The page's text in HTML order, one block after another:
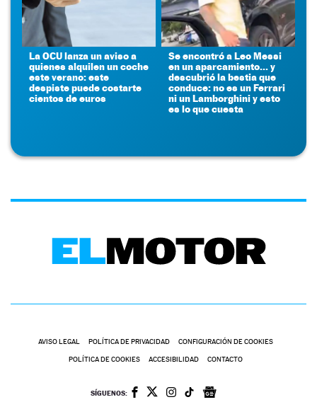
La OCU lanza un aviso a
quienes alquilen un coche
este verano: este
despiste puede costarte
cientos de euros
Se encontró a Leo Messi
en un aparcamiento... y
descubrió la bestia que
conduce: no es un Ferrari
ni un Lamborghini y esto
es lo que cuesta
AVISO LEGAL POLÍTICA DE PRIVACIDAD CONFIGURACIÓN DE COOKIES
POLÍTICA DE COOKIES ACCESIBILIDAD CONTACTO
SÍGUENOS: